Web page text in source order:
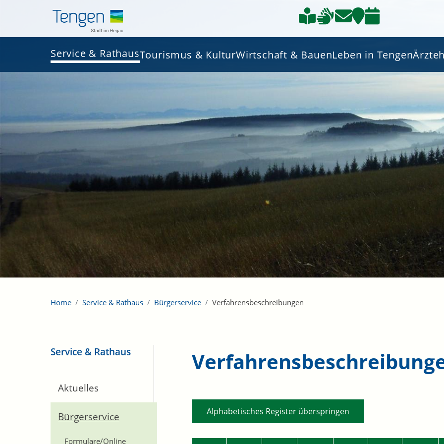
Service & RathausTourismus & KulturWirtschaft & BauenLeben in Tengen
Home Service & Rathaus Bürgerservice Verfahrensbeschreibungen
Service & Rathaus
Aktuelles
Bürgerservice
Formulare/Online
Alphabetisches Register überspringen